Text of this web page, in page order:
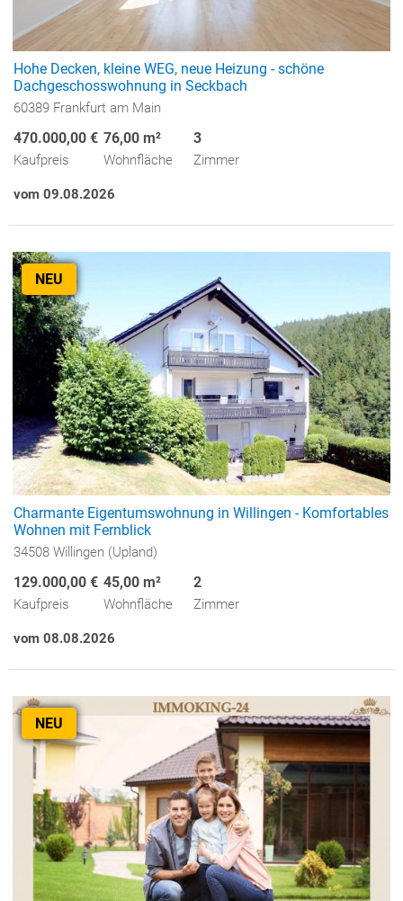
Hohe Decken, kleine WEG, neue Heizung - schöne
Dachgeschosswohnung in Seckbach
60389 Frankfurt am Main
470.000,00 €
Kaufpreis
76,00 m²
Wohnfläche
3
Zimmer
vom 09.08.2026
NEU
Charmante Eigentumswohnung in Willingen - Komfortables
Wohnen mit Fernblick
34508 Willingen (Upland)
129.000,00 €
Kaufpreis
45,00 m²
Wohnfläche
2
Zimmer
vom 08.08.2026
NEU